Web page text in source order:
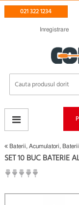
021 322 1234
Inregistrare
Baterii, Acumulatori,
SET 10 BUC BATERIE
Fii primul care scrie un review